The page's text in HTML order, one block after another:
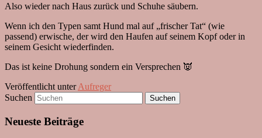
Also wieder nach Haus zurück und Schuhe säubern.
Wenn ich den Typen samt Hund mal auf „frischer Tat“ (wie
passend) erwische, der wird den Haufen auf seinem Kopf oder in
seinem Gesicht wiederfinden.
Das ist keine Drohung sondern ein Versprechen 👿
Veröffentlicht unter Aufreger
Suchen
Neueste Beiträge